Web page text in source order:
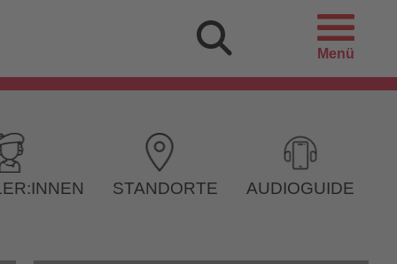
Menü
STANDORTE AUDIOGUIDE